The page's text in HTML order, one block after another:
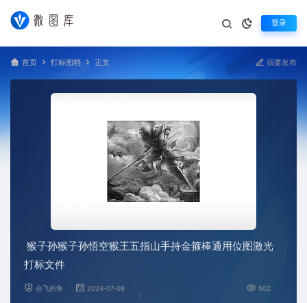
登录
首页 打标图档 正文 我要发布
猴子孙猴子孙悟空猴王五指山手持金箍棒通用位图激光
打标文件
会飞的鱼 2024-07-08 502